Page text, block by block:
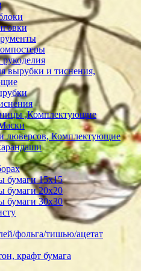
вырубки и тиснения,
,Комплектующие
люверсов, Комплектующие
бумаги 15х15
бумаги 20х20
бумаги 30х30
фольга/тишью/ацетат
крафт бумага